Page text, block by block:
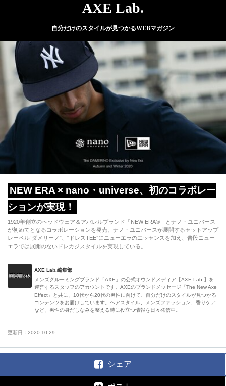
AXE Lab.
自分だけのスタイルが見つかるWEBマガジン
NEW ERA × nano・universe、初のコラボレー
ションが実現！
1920年創立のヘッドウェア＆アパレルブランド「NEW ERA®」とナノ・ユニバース
が初めてとなるコラボレーションを発売。ナノ・ユニバースが展開するセットアップ
レーベル“ダメリーノ”、“ドレスTEE”にニューエラのエッセンスを加え、普段ニュー
エラでは展開のないドレカジスタイルを実現している。
AXE Lab.編集部
メンズグルーミングブランド「AXE」の公式オウンドメディア【AXE Lab.】を
運営するスタッフのアカウントです。AXEのブランドメッセージ「The New Axe
Effect」と共に、10代から20代の男性に向けて、自分だけのスタイルが見つかる
コンテンツをお届けしています。ヘアスタイル、メンズファッション、香りケア
など、男性の身だしなみを整える時に役立つ情報を日々発信中。
更新日：2020.10.29
シェア